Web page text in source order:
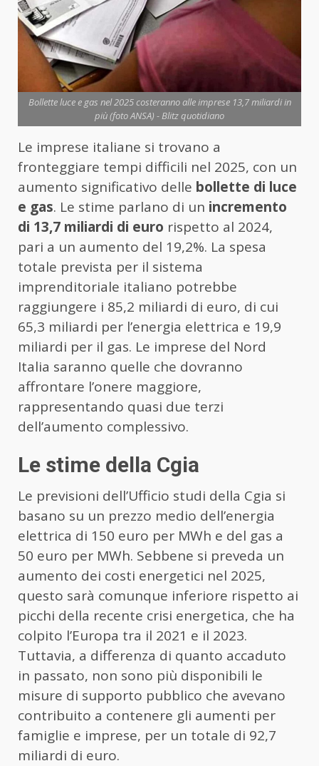
Bollette luce e gas nel 2025 costeranno alle imprese 13,7 miliardi in
più (foto ANSA) - Blitz quotidiano
Le imprese italiane si trovano a
fronteggiare tempi difficili nel 2025, con un
aumento significativo delle bollette di luce
e gas. Le stime parlano di un incremento
di 13,7 miliardi di euro rispetto al 2024,
pari a un aumento del 19,2%. La spesa
totale prevista per il sistema
imprenditoriale italiano potrebbe
raggiungere i 85,2 miliardi di euro, di cui
65,3 miliardi per l’energia elettrica e 19,9
miliardi per il gas. Le imprese del Nord
Italia saranno quelle che dovranno
affrontare l’onere maggiore,
rappresentando quasi due terzi
dell’aumento complessivo.
Le stime della Cgia
Le previsioni dell’Ufficio studi della Cgia si
basano su un prezzo medio dell’energia
elettrica di 150 euro per MWh e del gas a
50 euro per MWh. Sebbene si preveda un
aumento dei costi energetici nel 2025,
questo sarà comunque inferiore rispetto ai
picchi della recente crisi energetica, che ha
colpito l’Europa tra il 2021 e il 2023.
Tuttavia, a differenza di quanto accaduto
in passato, non sono più disponibili le
misure di supporto pubblico che avevano
contribuito a contenere gli aumenti per
famiglie e imprese, per un totale di 92,7
miliardi di euro.